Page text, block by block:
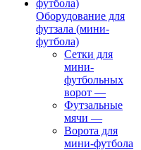
Оборудование для
футзала (мини-
футбола)
Сетки для
мини-
футбольных
ворот —
Футзальные
мячи —
Ворота для
мини-футбола